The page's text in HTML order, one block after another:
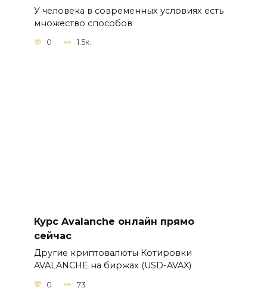
У человека в современных условиях есть
множество способов
0 1.5к.
Курс Avalanche онлайн прямо
сейчас
Другие криптовалюты Котировки
AVALANCHE на биржах (USD-AVAX)
0 73